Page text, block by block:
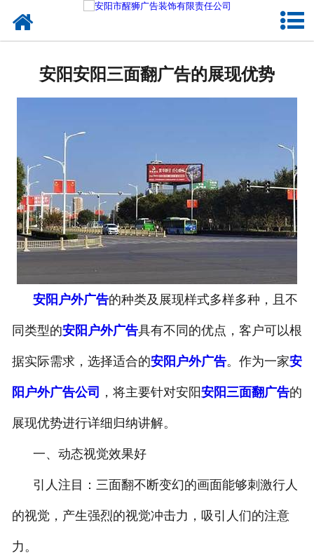
成功案例
新闻资讯
企业文化
安阳安阳三面翻广告的展现优势
安阳户外广告的种类及展现样式多样多种，且不
同类型的安阳户外广告具有不同的优点，客户可以根
据实际需求，选择适合的安阳户外广告。作为一家安
阳户外广告公司 ，将主要针对安阳安阳三面翻广告的
展现优势进行详细归纳讲解。
一、动态视觉效果好
引人注目：三面翻不断变幻的画面能够刺激行人
的视觉，产生强烈的视觉冲击力，吸引人们的注意
力。